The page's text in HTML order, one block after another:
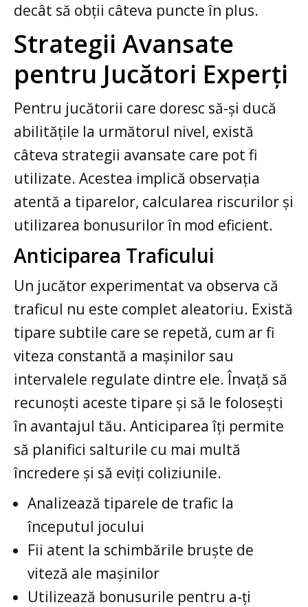
decât să obții câteva puncte în plus.
Strategii Avansate
pentru Jucători Experți
Pentru jucătorii care doresc să-și ducă
abilitățile la următorul nivel, există
câteva strategii avansate care pot fi
utilizate. Acestea implică observația
atentă a tiparelor, calcularea riscurilor și
utilizarea bonusurilor în mod eficient.
Anticiparea Traficului
Un jucător experimentat va observa că
traficul nu este complet aleatoriu. Există
tipare subtile care se repetă, cum ar fi
viteza constantă a mașinilor sau
intervalele regulate dintre ele. Învață să
recunoști aceste tipare și să le folosești
în avantajul tău. Anticiparea îți permite
să planifici salturile cu mai multă
încredere și să eviți coliziunile.
Analizează tiparele de trafic la
începutul jocului
Fii atent la schimbările bruște de
viteză ale mașinilor
Utilizează bonusurile pentru a-ți